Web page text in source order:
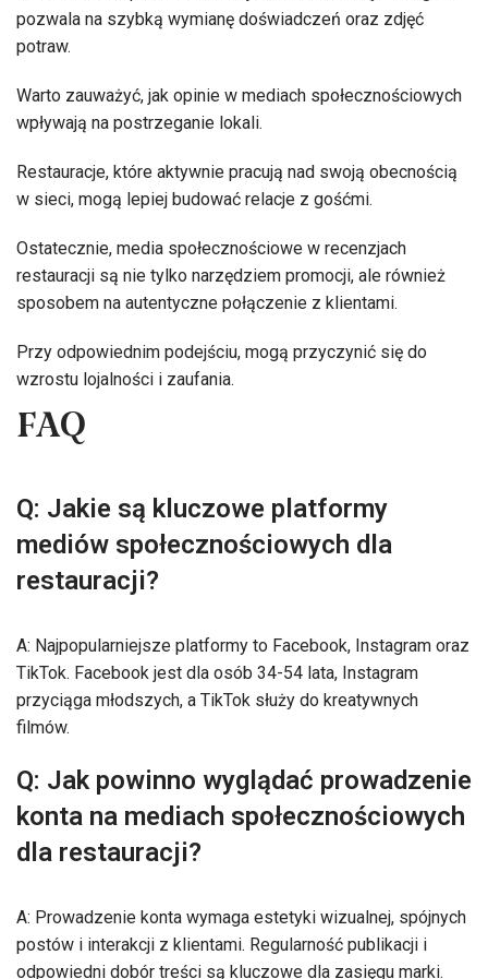
pozwala na szybką wymianę doświadczeń oraz zdjęć
potraw.
Warto zauważyć, jak opinie w mediach społecznościowych
wpływają na postrzeganie lokali.
Restauracje, które aktywnie pracują nad swoją obecnością
w sieci, mogą lepiej budować relacje z gośćmi.
Ostatecznie, media społecznościowe w recenzjach
restauracji są nie tylko narzędziem promocji, ale również
sposobem na autentyczne połączenie z klientami.
Przy odpowiednim podejściu, mogą przyczynić się do
wzrostu lojalności i zaufania.
FAQ
Q: Jakie są kluczowe platformy
mediów społecznościowych dla
restauracji?
A: Najpopularniejsze platformy to Facebook, Instagram oraz
TikTok. Facebook jest dla osób 34-54 lata, Instagram
przyciąga młodszych, a TikTok służy do kreatywnych
filmów.
Q: Jak powinno wyglądać prowadzenie
konta na mediach społecznościowych
dla restauracji?
A: Prowadzenie konta wymaga estetyki wizualnej, spójnych
postów i interakcji z klientami. Regularność publikacji i
odpowiedni dobór treści są kluczowe dla zasięgu marki.